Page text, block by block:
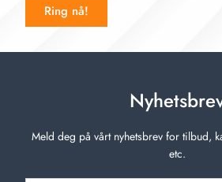
Ring nå!
Meld deg på vårt nyhetsbrev for tilbud,
etc.